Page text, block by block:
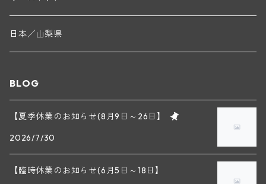
ニコラ・ルジェ(フラジェ・エシェゾー)
メオ・カミュゼ・フレール・エ・スール(ヴォーヌ・ロマネ)
アンリ・グージュ(ニュイ・サン・ジョルジュ)
ドニ・ペール・エ・フィス(ペルナン・ヴェルジュレス)
コント・ラフォン(ムルソー)
フランソワ・ミクルスキ(ムルソー)
バンジャマン・ルルー(ボーヌ)
ルフレーヴ(ピュリニー・モンラッシェ)
ゲオルグ・ブロイヤー
フランケン
テルメンレギオン
マラート
シュタット・クレムス
ヒルシュ
シュロス・ゴベルスブルグ
ヴァーグラム
二グル
ミッテルブルゲンランド
日本／山梨県
BLOG
【夏季休業のお知らせ(8月9日～26日】
2026/7/30
【臨時休業のお知らせ(6月5日～18日】